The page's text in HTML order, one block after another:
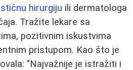
hirurgiju ili dermatologa
Tražite lekare sa
pozitivnim iskustvima
pristupom. Kao što je
"Najvažnije je istražiti i